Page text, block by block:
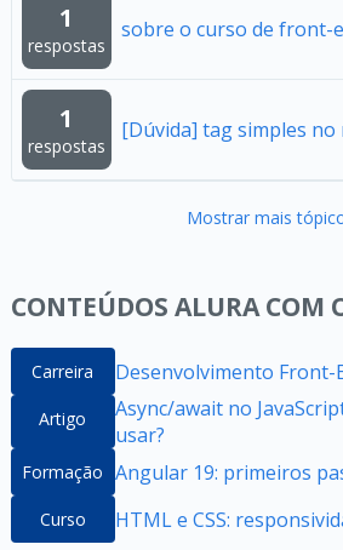
1
respostas
sobre o curso de front-
1
respostas
[Dúvida] tag simples no
Mostrar mais
CONTEÚDOS ALURA COM
Carreira Desenvolvimento Front-
Artigo
Async/await no
usar?
Formação Angular 19: primeiros
Curso HTML e CSS: